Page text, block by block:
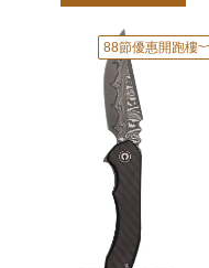
88節優惠開跑樓